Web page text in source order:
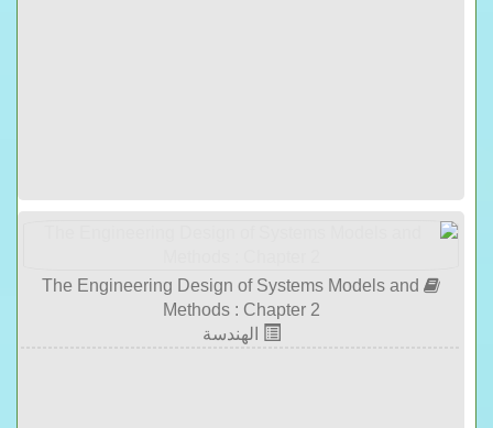
The Engineering Design of Systems Models and
Methods : Chapter 2
الهندسة